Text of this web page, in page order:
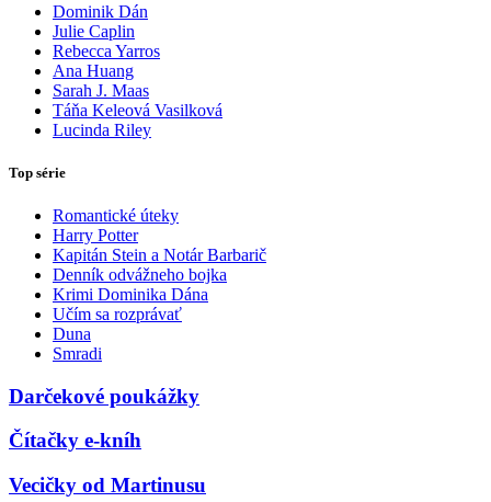
Dominik Dán
Julie Caplin
Rebecca Yarros
Ana Huang
Sarah J. Maas
Táňa Keleová Vasilková
Lucinda Riley
Top série
Romantické úteky
Harry Potter
Kapitán Stein a Notár Barbarič
Denník odvážneho bojka
Krimi Dominika Dána
Učím sa rozprávať
Duna
Smradi
Darčekové poukážky
Čítačky e-kníh
Vecičky od Martinusu